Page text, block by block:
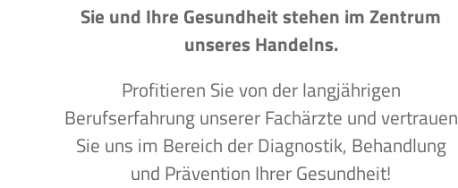
Sie und Ihre Gesundheit stehen im Zentrum
unseres Handelns.
Profitieren Sie von der langjährigen
Berufserfahrung unserer Fachärzte und vertrauen
Sie uns im Bereich der Diagnostik, Behandlung
und Prävention Ihrer Gesundheit!